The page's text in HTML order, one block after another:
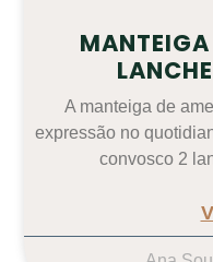
A manteiga de
expressão no
convosco 2